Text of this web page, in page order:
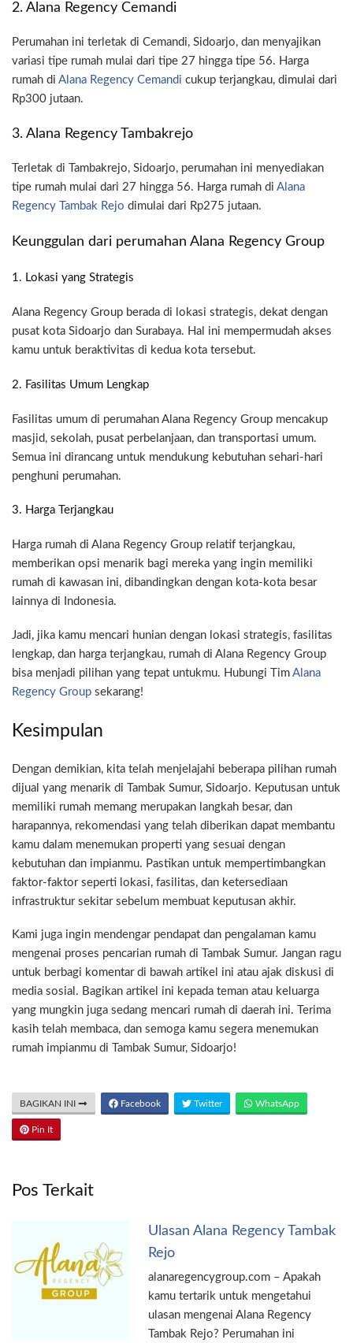
2. Alana Regency Cemandi
Perumahan ini terletak di Cemandi, Sidoarjo, dan menyajikan
variasi tipe rumah mulai dari tipe 27 hingga tipe 56. Harga
rumah di Alana Regency Cemandi cukup terjangkau, dimulai dari
Rp300 jutaan.
3. Alana Regency Tambakrejo
Terletak di Tambakrejo, Sidoarjo, perumahan ini menyediakan
tipe rumah mulai dari 27 hingga 56. Harga rumah di Alana
Regency Tambak Rejo dimulai dari Rp275 jutaan.
Keunggulan dari perumahan Alana Regency Group
1. Lokasi yang Strategis
Alana Regency Group berada di lokasi strategis, dekat dengan
pusat kota Sidoarjo dan Surabaya. Hal ini mempermudah akses
kamu untuk beraktivitas di kedua kota tersebut.
2. Fasilitas Umum Lengkap
Fasilitas umum di perumahan Alana Regency Group mencakup
masjid, sekolah, pusat perbelanjaan, dan transportasi umum.
Semua ini dirancang untuk mendukung kebutuhan sehari-hari
penghuni perumahan.
3. Harga Terjangkau
Harga rumah di Alana Regency Group relatif terjangkau,
memberikan opsi menarik bagi mereka yang ingin memiliki
rumah di kawasan ini, dibandingkan dengan kota-kota besar
lainnya di Indonesia.
Jadi, jika kamu mencari hunian dengan lokasi strategis, fasilitas
lengkap, dan harga terjangkau, rumah di Alana Regency Group
bisa menjadi pilihan yang tepat untukmu. Hubungi Tim Alana
Regency Group sekarang!
Kesimpulan
Dengan demikian, kita telah menjelajahi beberapa pilihan rumah
dijual yang menarik di Tambak Sumur, Sidoarjo. Keputusan untuk
memiliki rumah memang merupakan langkah besar, dan
harapannya, rekomendasi yang telah diberikan dapat membantu
kamu dalam menemukan properti yang sesuai dengan
kebutuhan dan impianmu. Pastikan untuk mempertimbangkan
faktor-faktor seperti lokasi, fasilitas, dan ketersediaan
infrastruktur sekitar sebelum membuat keputusan akhir.
Kami juga ingin mendengar pendapat dan pengalaman kamu
mengenai proses pencarian rumah di Tambak Sumur. Jangan ragu
untuk berbagi komentar di bawah artikel ini atau ajak diskusi di
media sosial. Bagikan artikel ini kepada teman atau keluarga
yang mungkin juga sedang mencari rumah di daerah ini. Terima
kasih telah membaca, dan semoga kamu segera menemukan
rumah impianmu di Tambak Sumur, Sidoarjo!
BAGIKAN INI Facebook Twitter WhatsApp
Pin It
Pos Terkait
Ulasan Alana Regency Tambak
Rejo
alanaregencygroup.com – Apakah
kamu tertarik untuk mengetahui
ulasan mengenai Alana Regency
Tambak Rejo? Perumahan ini